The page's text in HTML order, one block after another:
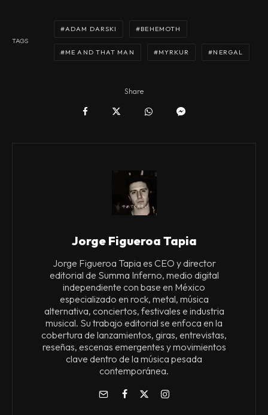
TAGS
ADAM DARSKI BEHEMOTH
ME AND THAT MAN MYRKUR NERGAL
Share
Jorge Figueroa Tapia
Jorge Figueroa Tapia es CEO y director
editorial de Summa Inferno, medio digital
independiente con base en México
especializado en rock, metal, música
alternativa, conciertos, festivales e industria
musical. Su trabajo editorial se enfoca en la
cobertura de lanzamientos, giras, entrevistas,
reseñas, escenas emergentes y movimientos
clave dentro de la música pesada
contemporánea.